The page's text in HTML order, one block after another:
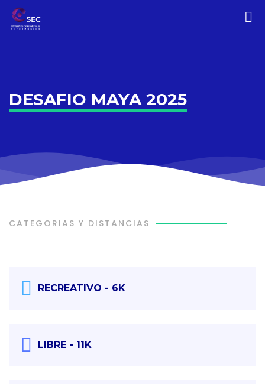
DESAFIO MAYA 2025
CATEGORIAS Y DISTANCIAS
RECREATIVO - 6K
LIBRE - 11K